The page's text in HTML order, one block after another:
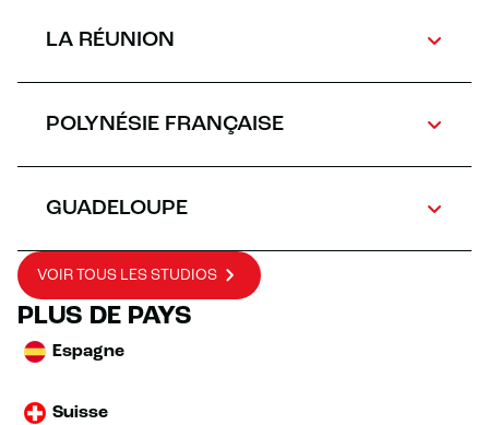
LA RÉUNION
POLYNÉSIE FRANÇAISE
GUADELOUPE
VOIR TOUS LES STUDIOS
PLUS DE PAYS
Espagne
Suisse